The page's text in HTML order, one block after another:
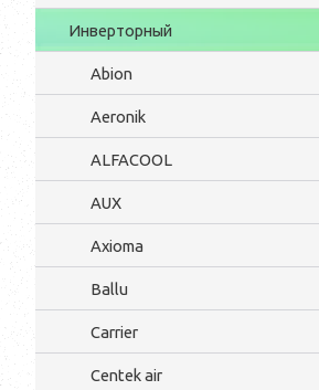
Инверторный
Abion
Aeronik
ALFACOOL
AUX
Axioma
Ballu
Carrier
Centek air